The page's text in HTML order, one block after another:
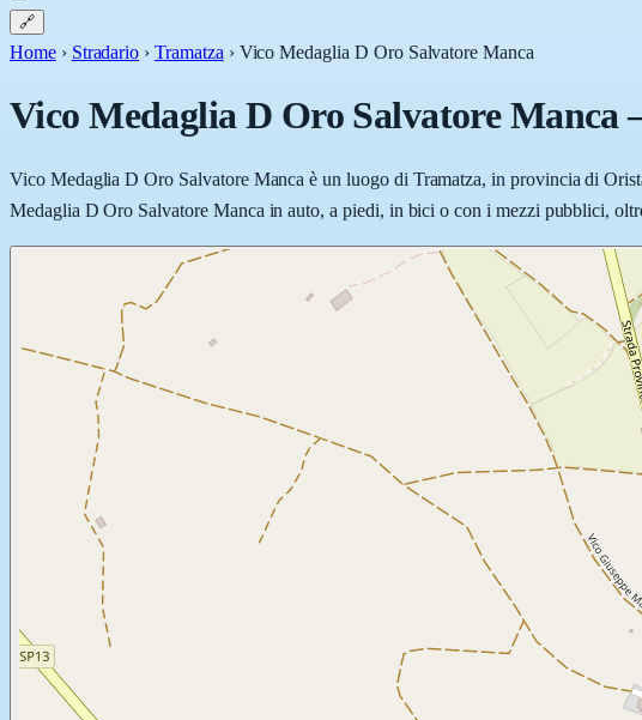
🔗
Home › Stradario › Tramatza › Vico Medaglia D Oro Salvatore Manca
Vico Medaglia D Oro Salvatore Manca
Vico Medaglia D Oro Salvatore Manca è un luogo di Tramatza, in provincia di
Medaglia D Oro Salvatore Manca in auto, a piedi, in bici o con i mezzi pubblici,